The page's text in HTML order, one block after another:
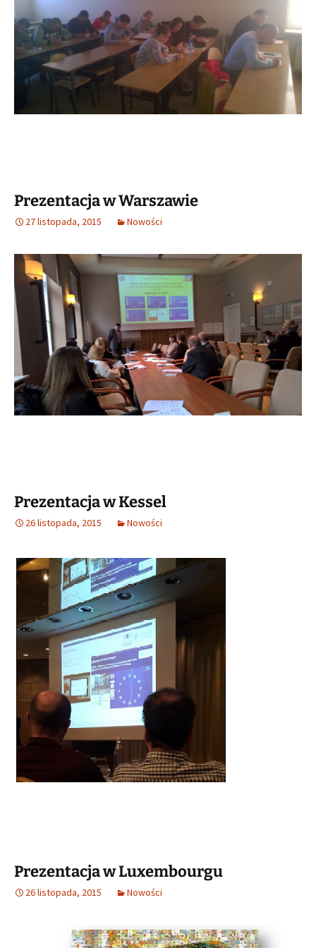
Prezentacja w Warszawie
27 listopada, 2015 Nowości
Prezentacja w Kessel
26 listopada, 2015 Nowości
Prezentacja w Luxembourgu
26 listopada, 2015 Nowości